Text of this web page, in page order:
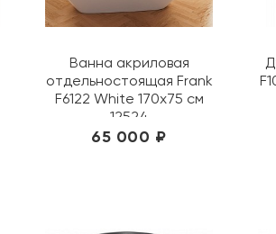
Ванна акриловая
отдельностоящая Frank
F6122 White 170х75 см
12524
65 000 ₽